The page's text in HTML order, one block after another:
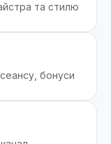
та стилю
бонуси